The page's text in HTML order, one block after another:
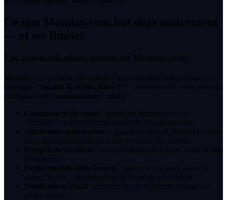
Ce que Monday.com fait deja nativement
— et ses limites
Les automatisations natives de Monday.com
Monday.com propose un moteur d’automatisation integre base sur
des regles “quand X arrive, faire Y” . Concretement, vous pouvez
configurer des automatisations comme :
Changement de statut : quand un element passe a
“Termine”, notifier le responsable de l’etape suivante
Attribution automatique : quand un nouvel element est cree
dans un board, l’assigner a une personne par defaut
Rappels de deadline : envoyer un rappel 2 jours avant la date
d’echeance
Deplacements entre boards : quand un element atteint le
statut “Valide”, le copier dans le board de production
Notifications email : prevenir un client externe quand son
projet avance